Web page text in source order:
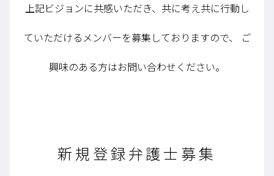
上記ビジョンに共感いただき、共に考え共に行動し
ていただけるメンバーを募集しておりますので、
ご
興味のある方はお問い合わせください。
新規登録弁護士募集